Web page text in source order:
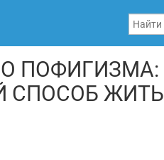
ПОФИГИЗМА:
СПОСОБ ЖИТЬ